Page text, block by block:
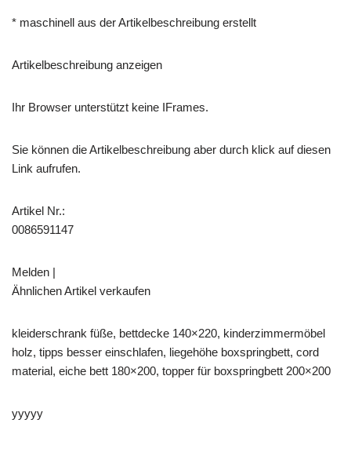
* maschinell aus der Artikelbeschreibung erstellt
Artikelbeschreibung anzeigen
Ihr Browser unterstützt keine IFrames.
Sie können die Artikelbeschreibung aber durch klick auf diesen
Link aufrufen.
Artikel Nr.:
0086591147
Melden |
Ähnlichen Artikel verkaufen
kleiderschrank füße, bettdecke 140×220, kinderzimmermöbel
holz, tipps besser einschlafen, liegehöhe boxspringbett, cord
material, eiche bett 180×200, topper für boxspringbett 200×200
yyyyy